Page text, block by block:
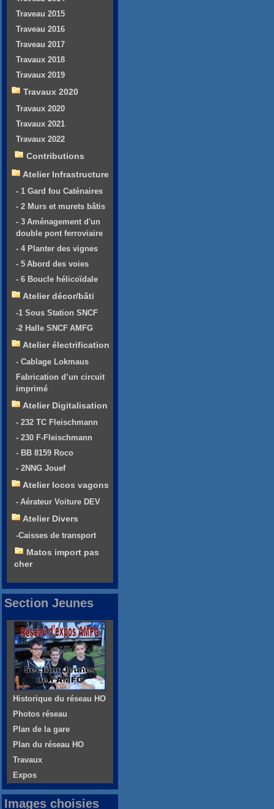
Traveau 2015
Traveau 2016
Traveau 2017
Travaux 2018
Travaux 2019
Travaux 2020
Travaux 2020
Travaux 2021
Travaux 2022
Contributions
Atelier Infrastructure
- 1 Gard fou Caténaires
- 2 Murs et murets bâtis
- 3 Aménagement d'un
double pont ferroviaire
- 4 Planter des vignes
- 5 Abord des voies
- 6 Boucle hélicoïdale
Atelier décor/bâti
-1 Sous Station SNCF
-2 Halle SNCF AMFG
Atelier électrification
- Cablage Lokmaus
Fabrication d’un circuit
imprimé
Atelier Digitalisation
- 232 TC Fleischmann
- 230 F-Fleischmann
- BB 8159 Roco
- 2NNG Jouef
Atelier locos vagons
- Aérateur Voiture DEV
Atelier Divers
-Caisses de transport
Matos import pas
cher
Section Jeunes
Historique du réseau HO
Photos réseau
Plan de la gare
Plan du réseau HO
Travaux
Expos
Images choisies